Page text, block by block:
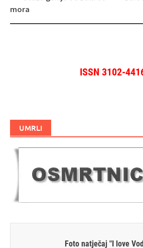
objava
mora
ISSN 3102-
UMRLI
Foto natječaj "I love